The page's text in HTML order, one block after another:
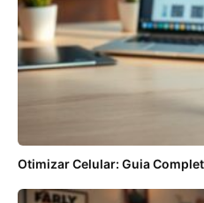
Otimizar Celular: Guia